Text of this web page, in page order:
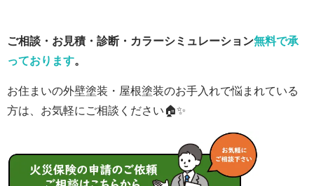
ご相談・お見積・診断・カラーシミュレーション無料で承
っております。
お住まいの外壁塗装・屋根塗装のお手入れで悩まれている
方は、お気軽にご相談ください🏠✨